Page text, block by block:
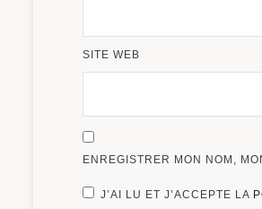
SITE WEB
ENREGISTRER MON NOM,
J’AI LU ET J’ACCEPTE LA